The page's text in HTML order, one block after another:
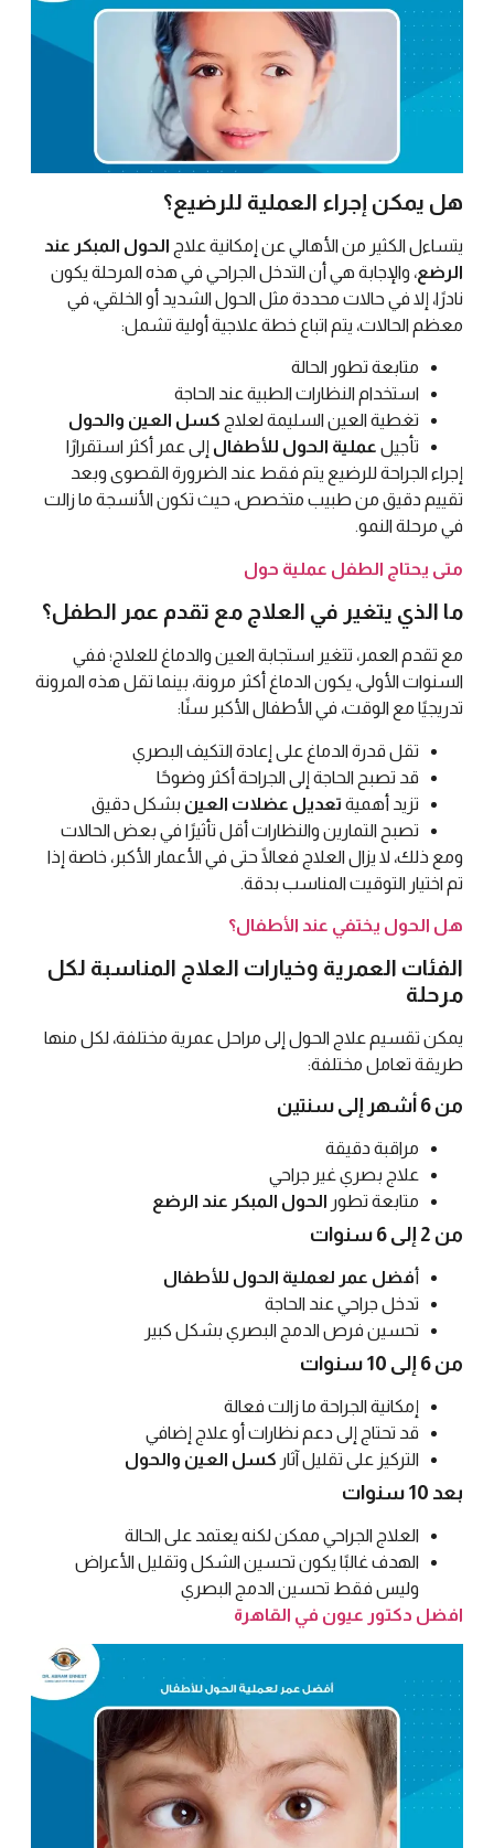
هل يمكن إجراء العملية للرضيع؟
يتساءل الكثير من الأهالي عن إمكانية علاج الحول المبكر عند
الرضع، والإجابة هي أن التدخل الجراحي في هذه المرحلة يكون
نادرًا، إلا في حالات محددة مثل الحول الشديد أو الخلقي، في
معظم الحالات، يتم اتباع خطة علاجية أولية تشمل:
متابعة تطور الحالة
استخدام النظارات الطبية عند الحاجة
تغطية العين السليمة لعلاج كسل العين والحول
تأجيل عملية الحول للأطفال إلى عمر أكثر استقرارًا
إجراء الجراحة للرضيع يتم فقط عند الضرورة القصوى وبعد
تقييم دقيق من طبيب متخصص، حيث تكون الأنسجة ما زالت
في مرحلة النمو.
متى يحتاج الطفل عملية حول
ما الذي يتغير في العلاج مع تقدم عمر الطفل؟
مع تقدم العمر، تتغير استجابة العين والدماغ للعلاج؛ ففي
السنوات الأولى، يكون الدماغ أكثر مرونة، بينما تقل هذه المرونة
تدريجيًا مع الوقت، في الأطفال الأكبر سنًا:
تقل قدرة الدماغ على إعادة التكيف البصري
قد تصبح الحاجة إلى الجراحة أكثر وضوحًا
تزيد أهمية تعديل عضلات العين بشكل دقيق
تصبح التمارين والنظارات أقل تأثيرًا في بعض الحالات
ومع ذلك، لا يزال العلاج فعالًا حتى في الأعمار الأكبر، خاصة إذا
تم اختيار التوقيت المناسب بدقة.
هل الحول يختفي عند الأطفال؟
الفئات العمرية وخيارات العلاج المناسبة لكل
مرحلة
يمكن تقسيم علاج الحول إلى مراحل عمرية مختلفة، لكل منها
طريقة تعامل مختلفة:
من 6 أشهر إلى سنتين
مراقبة دقيقة
علاج بصري غير جراحي
متابعة تطور الحول المبكر عند الرضع
من 2 إلى 6 سنوات
أفضل عمر لعملية الحول للأطفال
تدخل جراحي عند الحاجة
تحسين فرص الدمج البصري بشكل كبير
من 6 إلى 10 سنوات
إمكانية الجراحة ما زالت فعالة
قد تحتاج إلى دعم نظارات أو علاج إضافي
التركيز على تقليل آثار كسل العين والحول
بعد 10 سنوات
العلاج الجراحي ممكن لكنه يعتمد على الحالة
الهدف غالبًا يكون تحسين الشكل وتقليل الأعراض
وليس فقط تحسين الدمج البصري
افضل دكتور عيون في القاهرة